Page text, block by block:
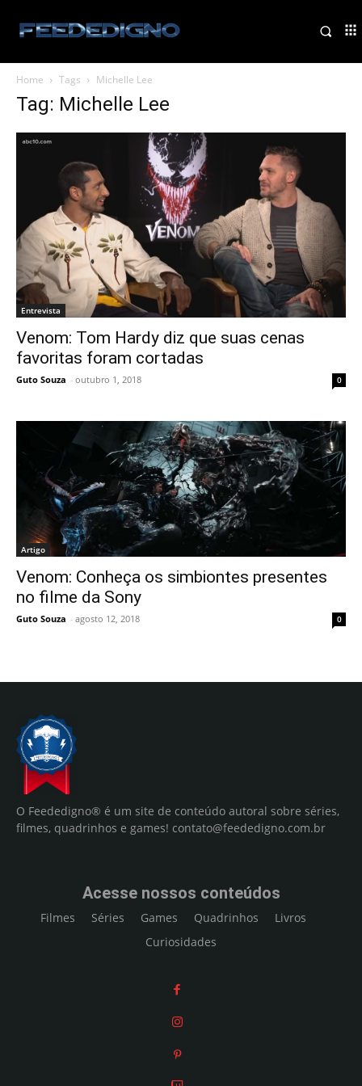
Home Tags Michelle Lee
Tag: Michelle Lee
Entrevista
Venom: Tom Hardy diz que suas cenas
favoritas foram cortadas
Guto Souza - outubro 1, 2018 0
Artigo
Venom: Conheça os simbiontes presentes
no filme da Sony
Guto Souza - agosto 12, 2018 0
O Feededigno® é um site de conteúdo autoral sobre séries,
filmes, quadrinhos e games! contato@feededigno.com.br
Acesse nossos conteúdos
Filmes Séries Games Quadrinhos
Livros
Curiosidades